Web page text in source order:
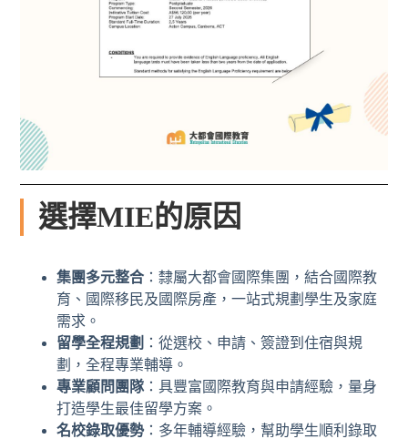
選擇MIE的原因
集團多元整合 ：隸屬大都會國際集團，結合國際教
育、國際移民及國際房產，一站式規劃學生及家庭
需求。
留學全程規劃 ：從選校、申請、簽證到住宿與規
劃，全程專業輔導。
專業顧問團隊：具豐富國際教育與申請經驗，量身
打造學生最佳留學方案。
名校錄取優勢：多年輔導經驗，幫助學生順利錄取